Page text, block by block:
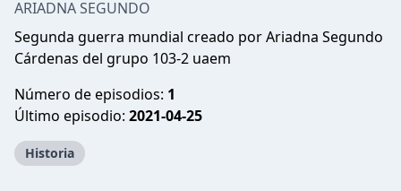
ARIADNA SEGUNDO
Segunda guerra mundial creado por Ariadna Segundo
Cárdenas del grupo 103-2 uaem
Número de episodios: 1
Último episodio: 2021-04-25
Historia